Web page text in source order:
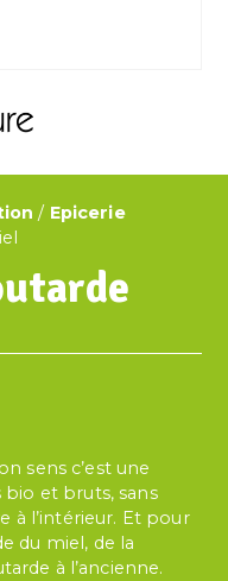
/ Epicerie
sens c’est une
et bruts, sans
à l’intérieur. Et pour
du miel, de la
à l’ancienne.